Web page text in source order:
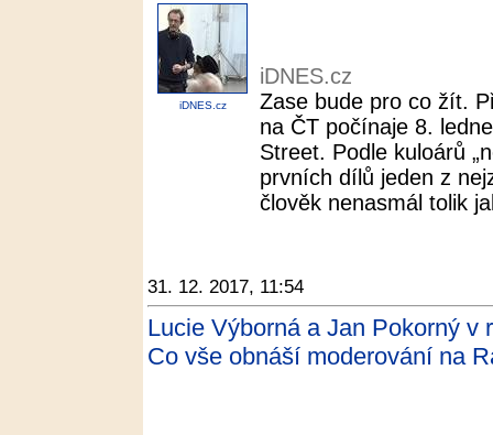
iDNES.cz
iDNES.cz
Zase bude pro co žít.
na ČT počínaje 8.
Street. Podle kuloárů
prvních dílů jeden z
člověk nenasmál tolik
31. 12. 2017, 11:54
Lucie Výborná a Jan Pokorný v
Co vše obnáší moderování na